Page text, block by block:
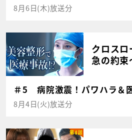
8月6日(木)放送分
クロス
急の約束
＃5 病院激震！パワハラ＆
8月4日(火)放送分